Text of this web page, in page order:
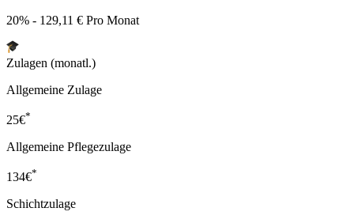
20% - 129,11 € Pro Monat
Zulagen (monatl.)
Allgemeine Zulage
25€*
Allgemeine Pflegezulage
134€*
Schichtzulage